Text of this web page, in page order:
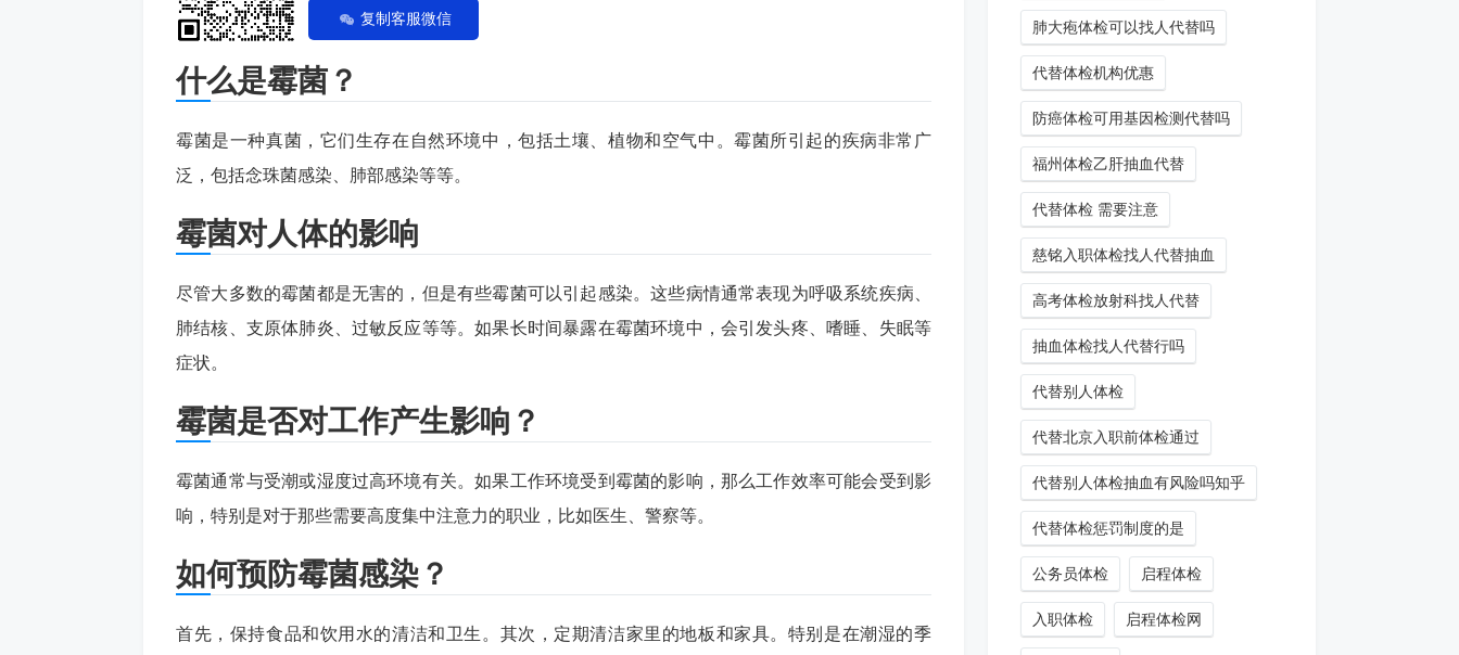
复制客服微信
什么是霉菌？
霉菌是一种真菌，它们生存在自然环境中，包括土壤、植物和空气中。霉菌所引起的疾病非常广
泛，包括念珠菌感染、肺部感染等等。
霉菌对人体的影响
尽管大多数的霉菌都是无害的，但是有些霉菌可以引起感染。这些病情通常表现为呼吸系统疾病、
肺结核、支原体肺炎、过敏反应等等。如果长时间暴露在霉菌环境中，会引发头疼、嗜睡、失眠等
症状。
霉菌是否对工作产生影响？
霉菌通常与受潮或湿度过高环境有关。如果工作环境受到霉菌的影响，那么工作效率可能会受到影
响，特别是对于那些需要高度集中注意力的职业，比如医生、警察等。
如何预防霉菌感染？
首先，保持食品和饮用水的清洁和卫生。其次，定期清洁家里的地板和家具。特别是在潮湿的季
肺大疱体检可以找人代替吗
代替体检机构优惠
防癌体检可用基因检测代替吗
福州体检乙肝抽血代替
代替体检 需要注意
慈铭入职体检找人代替抽血
高考体检放射科找人代替
抽血体检找人代替行吗
代替别人体检
代替北京入职前体检通过
代替别人体检抽血有风险吗知乎
代替体检惩罚制度的是
公务员体检 启程体检
入职体检 启程体检网